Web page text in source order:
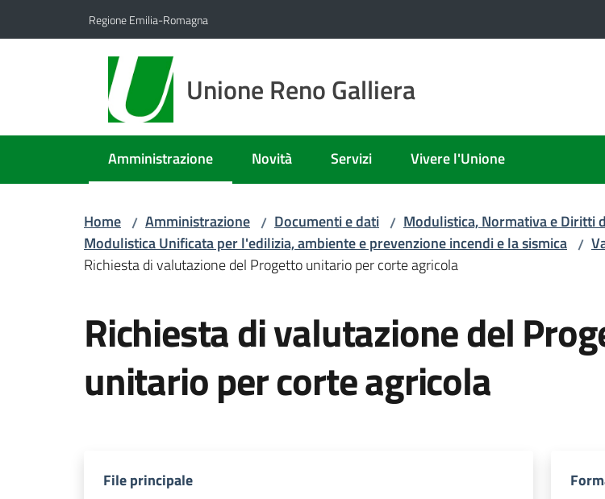
Regione Emilia-Romagna
Unione Reno Galliera
Amministrazione
Menu selezionato Novità Servizi Vivere l'Unione
Home / Amministrazione / Documenti e dati / Modulistica, Normativa e Diritti
Modulistica Unificata per l'edilizia, ambiente e prevenzione incendi e la sismica /
Richiesta di valutazione del Progetto unitario per corte agricola
Richiesta di valutazione del
unitario per corte agricola
File principale